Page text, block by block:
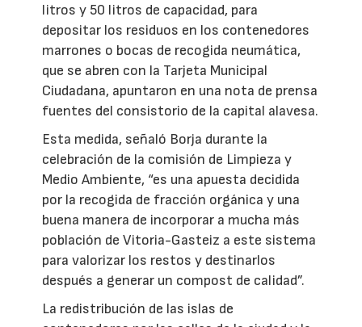
litros y 50 litros de capacidad, para
depositar los residuos en los contenedores
marrones o bocas de recogida neumática,
que se abren con la Tarjeta Municipal
Ciudadana, apuntaron en una nota de prensa
fuentes del consistorio de la capital alavesa.
Esta medida, señaló Borja durante la
celebración de la comisión de Limpieza y
Medio Ambiente, “es una apuesta decidida
por la recogida de fracción orgánica y una
buena manera de incorporar a mucha más
población de Vitoria-Gasteiz a este sistema
para valorizar los restos y destinarlos
después a generar un compost de calidad”.
La redistribución de las islas de